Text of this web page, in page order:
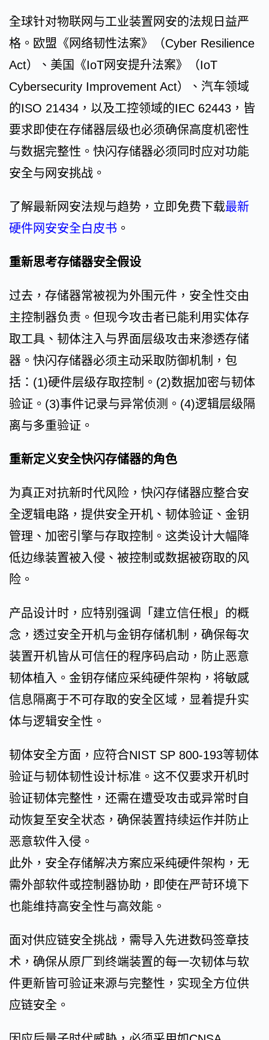
全球针对物联网与工业装置网安的法规日益严
格。欧盟《网络韧性法案》（Cyber Resilience
Act）、美国《IoT网安提升法案》（IoT
Cybersecurity Improvement Act）、汽车领域
的ISO 21434，以及工控领域的IEC 62443，皆
要求即使在存储器层级也必须确保高度机密性
与数据完整性。快闪存储器必须同时应对功能
安全与网安挑战。
了解最新网安法规与趋势，立即免费下载最新
硬件网安安全白皮书 。
重新思考存储器安全假设
过去，存储器常被视为外围元件，安全性交由
主控制器负责。但现今攻击者已能利用实体存
取工具、韧体注入与界面层级攻击来渗透存储
器。快闪存储器必须主动采取防御机制，包
括：(1)硬件层级存取控制。(2)数据加密与韧体
验证。(3)事件记录与异常侦测。(4)逻辑层级隔
离与多重验证。
重新定义安全快闪存储器的角色
为真正对抗新时代风险，快闪存储器应整合安
全逻辑电路，提供安全开机、韧体验证、金钥
管理、加密引擎与存取控制。这类设计大幅降
低边缘装置被入侵、被控制或数据被窃取的风
险。
产品设计时，应特别强调「建立信任根」的概
念，透过安全开机与金钥存储机制，确保每次
装置开机皆从可信任的程序码启动，防止恶意
韧体植入。金钥存储应采纯硬件架构，将敏感
信息隔离于不可存取的安全区域，显着提升实
体与逻辑安全性。
韧体安全方面，应符合NIST SP 800-193等韧体
验证与韧体韧性设计标准。这不仅要求开机时
验证韧体完整性，还需在遭受攻击或异常时自
动恢复至安全状态，确保装置持续运作并防止
恶意软件入侵。
此外，安全存储解决方案应采纯硬件架构，无
需外部软件或控制器协助，即使在严苛环境下
也能维持高安全性与高效能。
面对供应链安全挑战，需导入先进数码签章技
术，确保从原厂到终端装置的每一次韧体与软
件更新皆可验证来源与完整性，实现全方位供
应链安全。